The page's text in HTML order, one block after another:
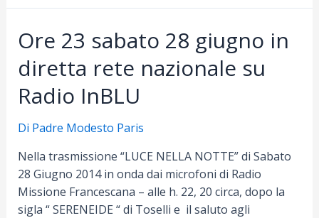
da
Papa
Francesco:
passerà
alla
storia!
Ore 23 sabato 28 giugno in
diretta rete nazionale su
Radio InBLU
Di Padre Modesto Paris
Nella trasmissione “LUCE NELLA NOTTE” di Sabato
28 Giugno 2014 in onda dai microfoni di Radio
Missione Francescana – alle h. 22, 20 circa, dopo la
sigla “ SERENEIDE “ di Toselli e il saluto agli